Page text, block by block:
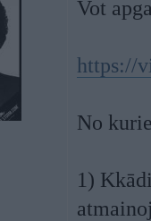
Vot
https://
No
1)